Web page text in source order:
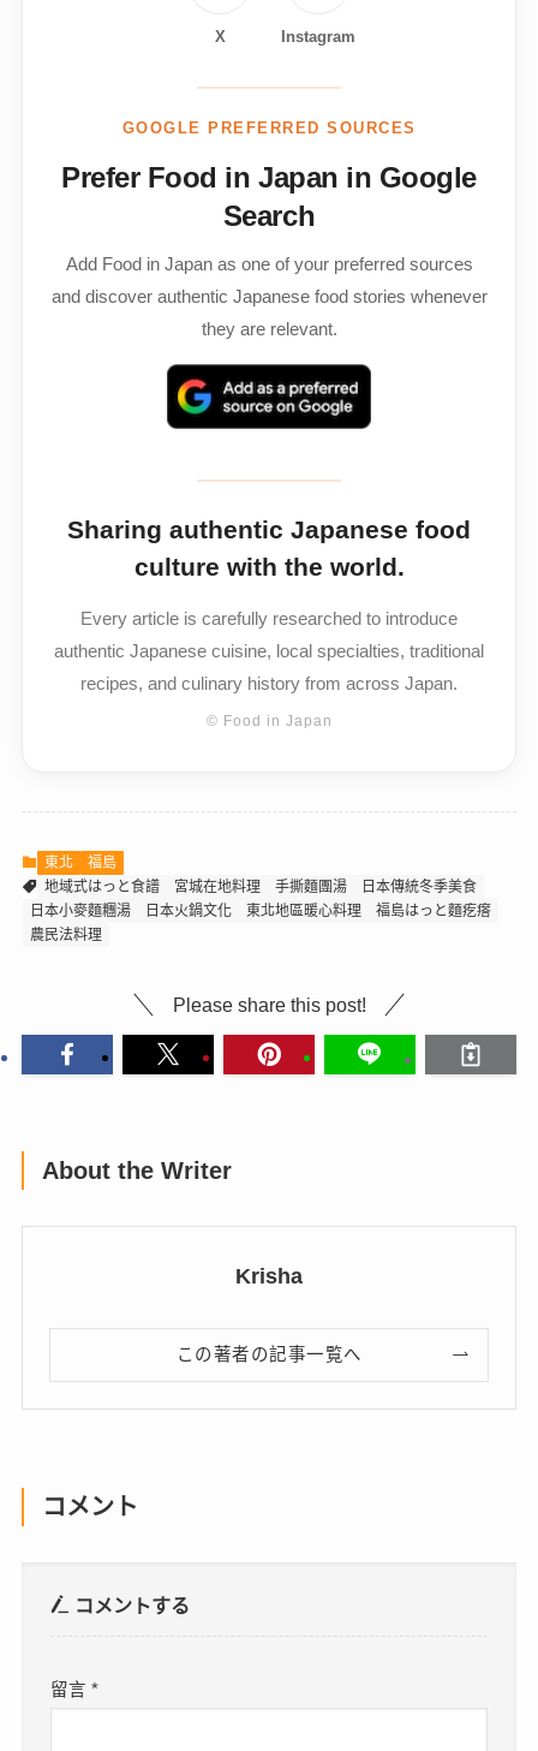
X Instagram
GOOGLE PREFERRED SOURCES
Prefer Food in Japan in Google
Search
Add Food in Japan as one of your preferred sources
and discover authentic Japanese food stories whenever
they are relevant.
Sharing authentic Japanese food
culture with the world.
Every article is carefully researched to introduce
authentic Japanese cuisine, local specialties, traditional
recipes, and culinary history from across Japan.
© Food in Japan
東北
福島
地域式はっと食譜
宮城在地料理 手撕麵團湯
日本傳統冬季美食
日本小麥麵糰湯
日本火鍋文化 東北地區暖心料理
福島はっと麵疙瘩
農民法料理
Please share this post!
About the Writer
Krisha
この著者の記事一覧へ
コメント
コメントする
留言*